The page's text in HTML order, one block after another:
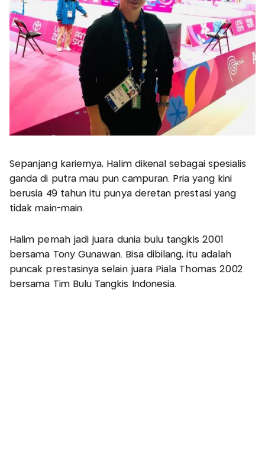
Sepanjang kariernya, Halim dikenal sebagai spesialis
ganda di putra mau pun campuran. Pria yang kini
berusia 49 tahun itu punya deretan prestasi yang
tidak main-main.
Halim pernah jadi juara dunia bulu tangkis 2001
bersama Tony Gunawan. Bisa dibilang, itu adalah
puncak prestasinya selain juara Piala Thomas 2002
bersama Tim Bulu Tangkis Indonesia.